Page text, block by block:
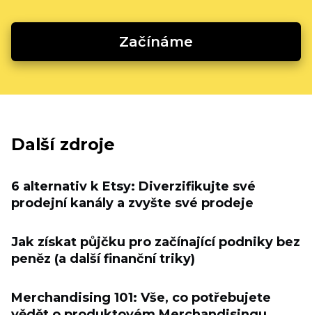
Začínáme
Další zdroje
6 alternativ k Etsy: Diverzifikujte své
prodejní kanály a zvyšte své prodeje
Jak získat půjčku pro začínající podniky bez
peněz (a další finanční triky)
Merchandising 101: Vše, co potřebujete